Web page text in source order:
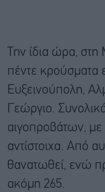
Την ίδια ώρα,
πέντε κρούσματα
Ευξεινούπολη,
Γεώργιο.
αιγοπροβάτων, με
αντίστοιχα. Από
θανατωθεί, ενώ
ακόμη 265.